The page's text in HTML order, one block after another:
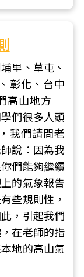
里、草屯、
彰化、台中
高山地方 ─
們很多人頭
我們請問老
說：因為我
們能夠繼續
的氣象報告
些規則性，
，引起我們
在老師的指
地的高山氣